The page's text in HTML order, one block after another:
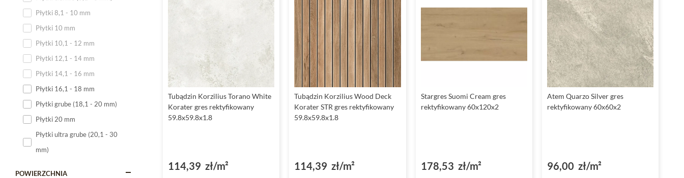
Płytki małe
Płytki 8,1 - 10 mm
Płytki 10 mm
Płytki 10,1 - 12 mm
Płytki 12,1 - 14 mm
Płytki 14,1 - 16 mm
Płytki 16,1 - 18 mm
Płytki grube (18,1 - 20 mm)
Płytki 20 mm
Płytki ultra grube (20,1 - 30
mm)
POWIERZCHNIA
Tubądzin Korzilius Torano White
Korater gres rektyfikowany
59.8x59.8x1.8
114,39 zł/m²
Tubądzin Korzilius Wood Deck
Korater STR gres rektyfikowany
59.8x59.8x1.8
114,39 zł/m²
Stargres Suomi Cream gres
rektyfikowany 60x120x2
178,53 zł/m²
Atem Quarzo Silver gres
rektyfikowany 60x60x2
96,00 zł/m²